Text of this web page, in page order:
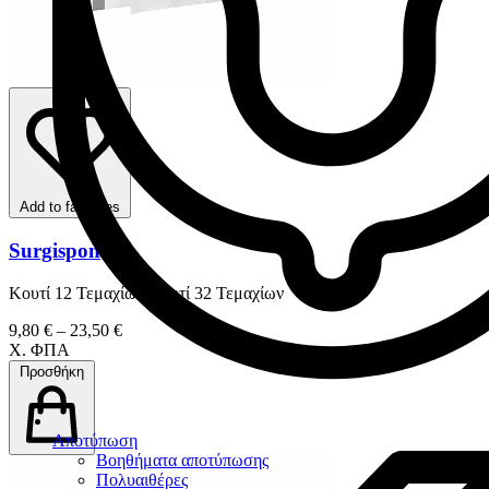
Αποτύπωση
Βοηθήματα αποτύπωσης
Πολυαιθέρες
Add to favorites
Surgispon
Κουτί 12 Τεμαχίων Κουτί 32 Τεμαχίων
9,80 € – 23,50 €
Χ. ΦΠΑ
Προσθήκη